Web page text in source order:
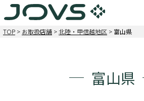
TOP > お取扱店舗 >北陸・甲信越地区 > 富山県
富山県